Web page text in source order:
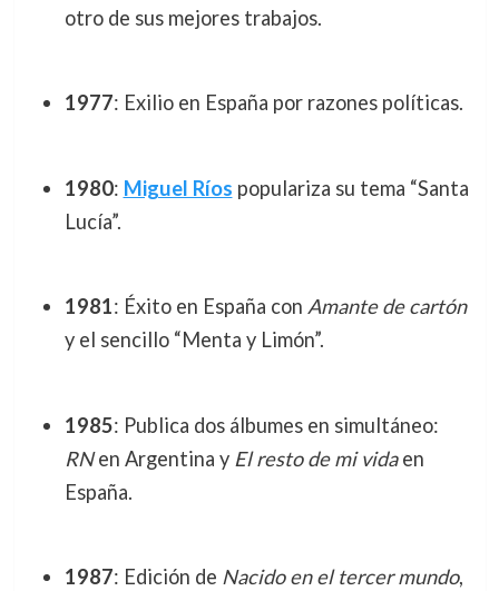
otro de sus mejores trabajos.
1977: Exilio en España por razones políticas.
1980: Miguel Ríos populariza su tema “Santa
Lucía”.
1981: Éxito en España con Amante de cartón
y el sencillo “Menta y Limón”.
1985: Publica dos álbumes en simultáneo:
RNen Argentina y El resto de mi vidaen
España.
1987: Edición de Nacido en el tercer mundo,